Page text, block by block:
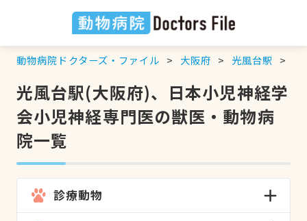
動物病院ドクターズ・ファイル 大阪府 光風台駅
光風台駅(大阪府)、日本小児神経学
会小児神経専門医の獣医・動物病
院一覧
診療動物